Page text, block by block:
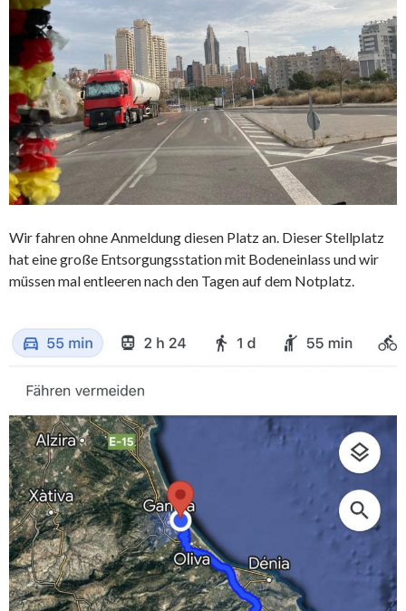
Wir fahren ohne Anmeldung diesen Platz an. Dieser Stellplatz
hat eine große Entsorgungsstation mit Bodeneinlass und wir
müssen mal entleeren nach den Tagen auf dem Notplatz.